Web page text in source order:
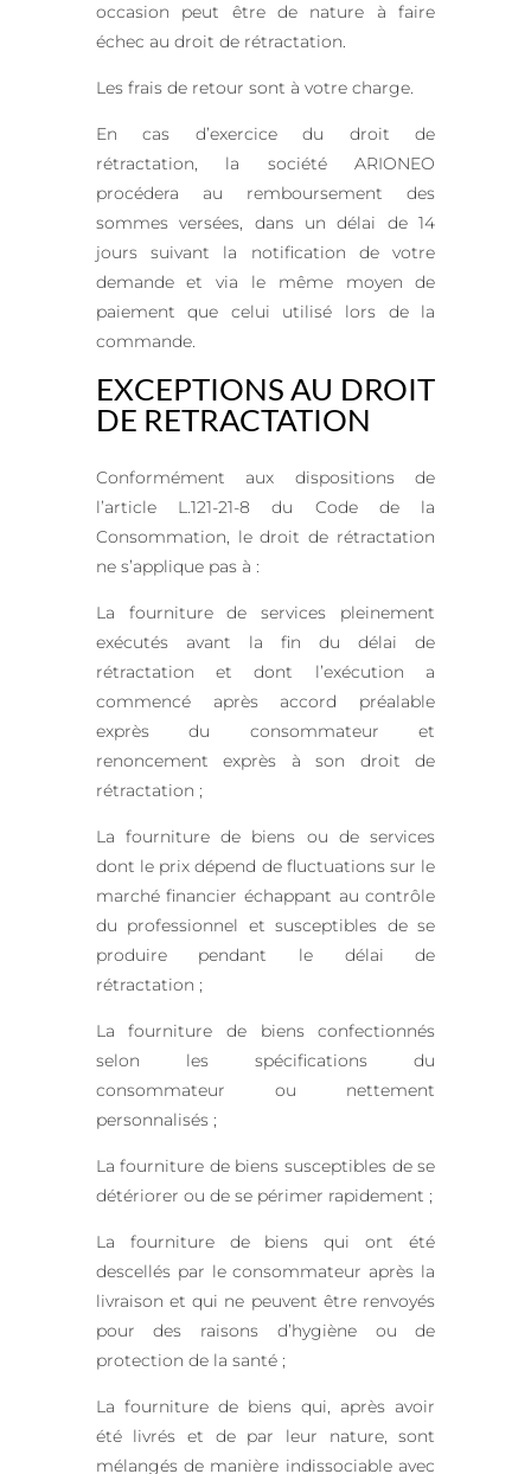
occasion peut être de nature à faire
échec au droit de rétractation.
Les frais de retour sont à votre charge.
En cas d’exercice du droit de
rétractation, la société ARIONEO
procédera au remboursement des
sommes versées, dans un délai de 14
jours suivant la notification de votre
demande et via le même moyen de
paiement que celui utilisé lors de la
commande.
EXCEPTIONS AU DROIT
DE RETRACTATION
Conformément aux dispositions de
l’article L.121-21-8 du Code de la
Consommation, le droit de rétractation
ne s’applique pas à :
La fourniture de services pleinement
exécutés avant la fin du délai de
rétractation et dont l’exécution a
commencé après accord préalable
exprès du consommateur et
renoncement exprès à son droit de
rétractation ;
La fourniture de biens ou de services
dont le prix dépend de fluctuations sur le
marché financier échappant au contrôle
du professionnel et susceptibles de se
produire pendant le délai de
rétractation ;
La fourniture de biens confectionnés
selon les spécifications du
consommateur ou nettement
personnalisés ;
La fourniture de biens susceptibles de se
détériorer ou de se périmer rapidement ;
La fourniture de biens qui ont été
descellés par le consommateur après la
livraison et qui ne peuvent être renvoyés
pour des raisons d’hygiène ou de
protection de la santé ;
La fourniture de biens qui, après avoir
été livrés et de par leur nature, sont
mélangés de manière indissociable avec